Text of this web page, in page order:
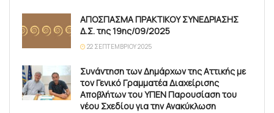
ΑΠΟΣΠΑΣΜΑ ΠΡΑΚΤΙΚΟΥ ΣΥΝΕΔΡΙΑΣΗΣ
Δ.Σ. της 19ης/09/2025
22 ΣΕΠΤΕΜΒΡΊΟΥ 2025
Συνάντηση των Δημάρχων της Αττικής με
τον Γενικό Γραμματέα Διαχείρισης
Αποβλήτων του ΥΠΕΝ Παρουσίαση του
νέου Σχεδίου για την Ανακύκλωση